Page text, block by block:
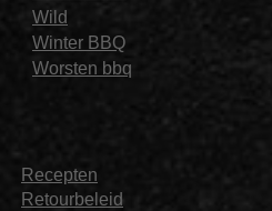
Wild
Winter BBQ
Worsten bbq
Recepten
Retourbeleid